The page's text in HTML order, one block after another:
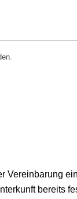
Vereinbarung
bereits